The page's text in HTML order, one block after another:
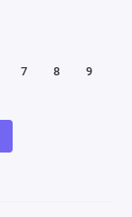
7 8 9